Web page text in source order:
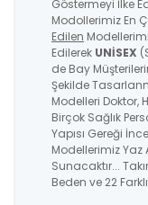
Göstermeyi İlke
Modollerimiz En
Edilen
Edilerek UNİSEX
de Bay
Şekilde
Modelleri Doktor,
Birçok Sağlık
Yapısı Gereği
Modellerimiz Yaz
Sunacaktır...
Beden ve 22